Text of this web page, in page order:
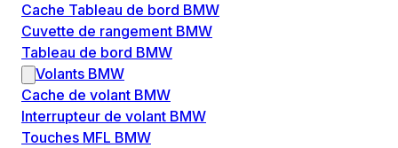
Cache Tableau de bord BMW
Cuvette de rangement BMW
Tableau de bord BMW
Volants BMW
Cache de volant BMW
Interrupteur de volant BMW
Touches MFL BMW